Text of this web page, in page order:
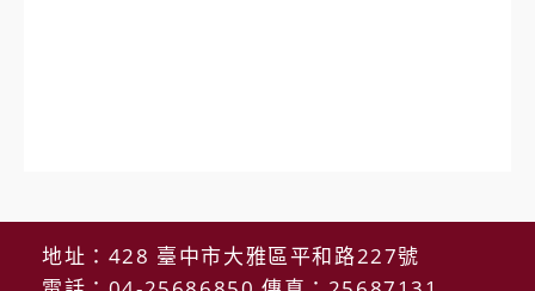
地址：428 臺中市大雅區平和路227號